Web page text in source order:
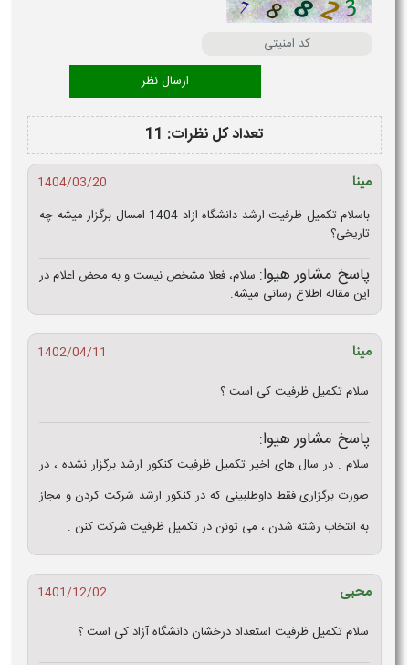
تعداد کل نظرات: 11
مینا
1404/03/20
باسلام تکمیل ظرفیت ارشد دانشگاه ازاد 1404 امسال برگزار میشه چه
تاریخی؟
پاسخ مشاور هیوا: سلام، فعلا مشخص نیست و به محض اعلام در
این مقاله اطلاع رسانی میشه.
مینا
1402/04/11
سلام تکمیل ظرفیت کی است ؟
پاسخ مشاور هیوا:
سلام . در سال های اخیر تکمیل ظرفیت کنکور ارشد برگزار نشده ، در
صورت برگزاری فقط داوطلبینی که در کنکور ارشد شرکت کردن و مجاز
به انتخاب رشته شدن ، می تونن در تکمیل ظرفیت شرکت کنن .
محبی
1401/12/02
سلام تکمیل ظرفیت استعداد درخشان دانشگاه آزاد کی است ؟